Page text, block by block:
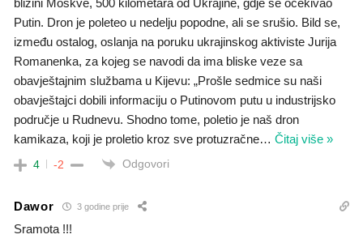
Putin. Dron je poleteo u nedelju popodne, ali se srušio. Bild se,
između ostalog, oslanja na poruku ukrajinskog aktiviste Jurija
Romanenka, za kojeg se navodi da ima bliske veze sa
obavještajnim službama u Kijevu: „Prošle sedmice su naši
obavještajci dobili informaciju o Putinovom putu u industrijsko
područje u Rudnevu. Shodno tome, poletio je naš dron
kamikaza, koji je proletio kroz sve protuzračne… Čitaj više »
4 -2 Odgovori
Dawor 3 godine prije
Sramota !!!